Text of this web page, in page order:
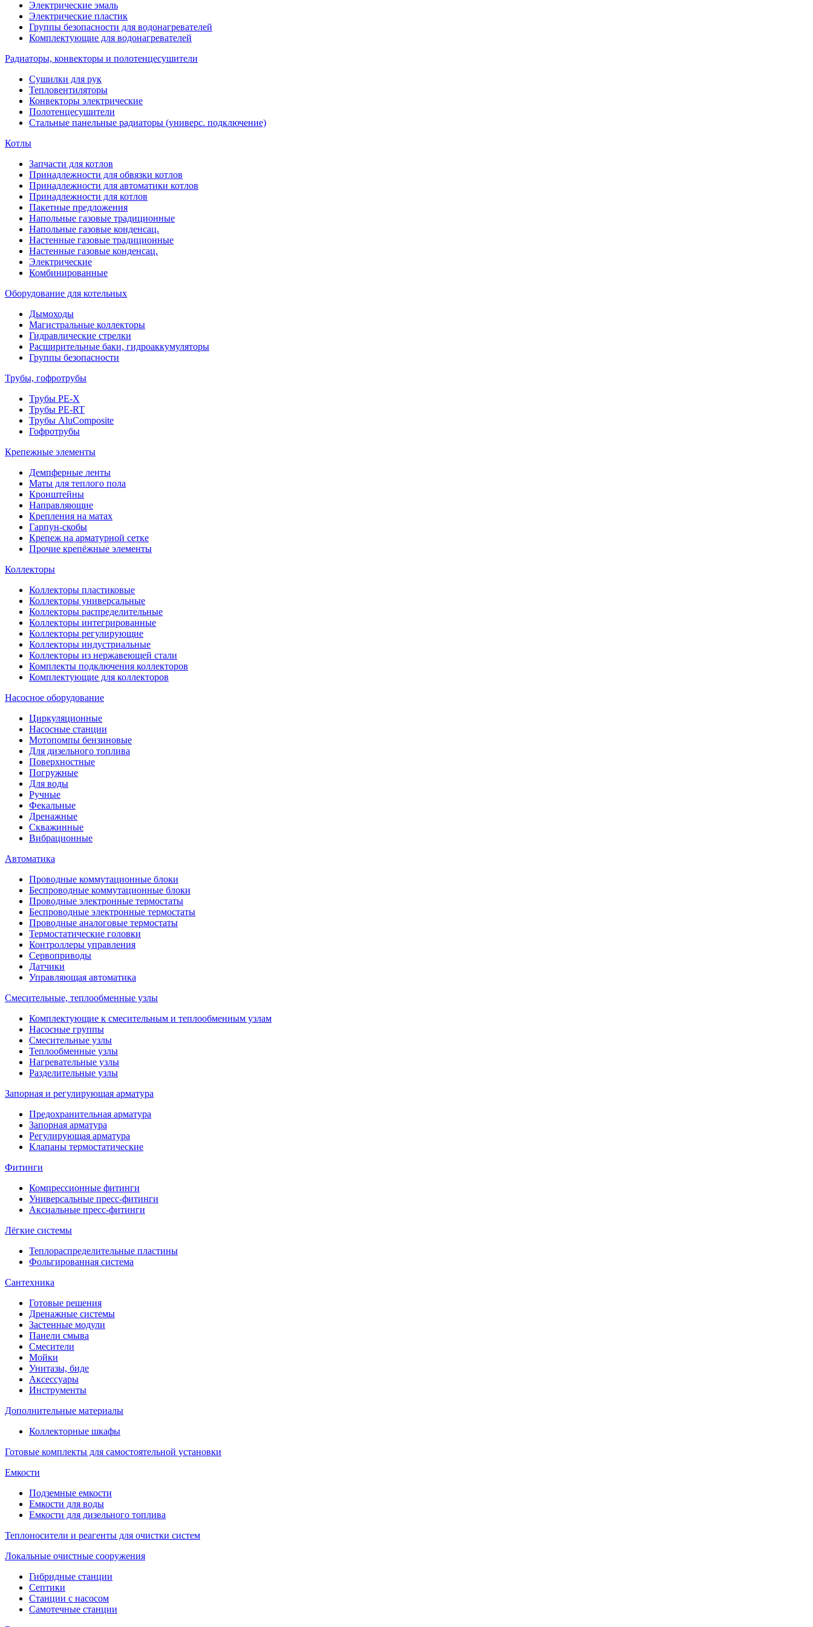
Электрические эмаль
Электрические пластик
Группы безопасности для водонагревателей
Комплектующие для водонагревателей
Радиаторы, конвекторы и полотенцесушители
Сушилки для рук
Тепловентиляторы
Конвекторы электрические
Полотенцесушители
Стальные панельные радиаторы (универс. подключение)
Котлы
Запчасти для котлов
Принадлежности для обвязки котлов
Принадлежности для автоматики котлов
Принадлежности для котлов
Пакетные предложения
Напольные газовые традиционные
Напольные газовые конденсац.
Настенные газовые традиционные
Настенные газовые конденсац.
Электрические
Комбинированные
Оборудование для котельных
Дымоходы
Магистральные коллекторы
Гидравлические стрелки
Расширительные баки, гидроаккумуляторы
Группы безопасности
Трубы, гофротрубы
Трубы PE-X
Трубы PE-RT
Трубы AluComposite
Гофротрубы
Крепежные элементы
Демпферные ленты
Маты для теплого пола
Кронштейны
Направляющие
Крепления на матах
Гарпун-скобы
Крепеж на арматурной сетке
Прочие крепёжные элементы
Коллекторы
Коллекторы пластиковые
Коллекторы универсальные
Коллекторы распределительные
Коллекторы интегрированные
Коллекторы регулирующие
Коллекторы индустриальные
Коллекторы из нержавеющей стали
Комплекты подключения коллекторов
Комплектующие для коллекторов
Насосное оборудование
Циркуляционные
Насосные станции
Мотопомпы бензиновые
Для дизельного топлива
Поверхностные
Погружные
Для воды
Ручные
Фекальные
Дренажные
Скважинные
Вибрационные
Автоматика
Проводные коммутационные блоки
Беспроводные коммутационные блоки
Проводные электронные термостаты
Беспроводные электронные термостаты
Проводные аналоговые термостаты
Термостатические головки
Контроллеры управления
Сервоприводы
Датчики
Управляющая автоматика
Смесительные, теплообменные узлы
Комплектующие к смесительным и теплообменным узлам
Насосные группы
Смесительные узлы
Теплообменные узлы
Нагревательные узлы
Разделительные узлы
Запорная и регулирующая арматура
Предохранительная арматура
Запорная арматура
Регулирующая арматура
Клапаны термостатические
Фитинги
Компрессионные фитинги
Универсальные пресс-фитинги
Аксиальные пресс-фитинги
Лёгкие системы
Теплораспределительные пластины
Фольгированная система
Сантехника
Готовые решения
Дренажные системы
Застенные модули
Панели смыва
Смесители
Мойки
Унитазы, биде
Аксессуары
Инструменты
Дополнительные материалы
Коллекторные шкафы
Готовые комплекты для самостоятельной установки
Емкости
Подземные емкости
Емкости для воды
Емкости для дизельного топлива
Теплоносители и реагенты для очистки систем
Локальные очистные сооружения
Гибридные станции
Септики
Станции с насосом
Самотечные станции